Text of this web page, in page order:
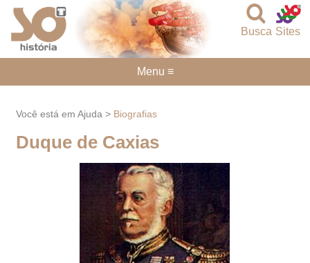
Sites
Busca
Você está em Ajuda > Biografias
Duque de Caxias